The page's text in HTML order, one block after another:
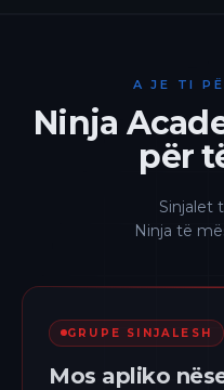
A JE TI
Ninja
për
Sinjalet
Ninja të
GRUPE SINJALESH
Mos apliko